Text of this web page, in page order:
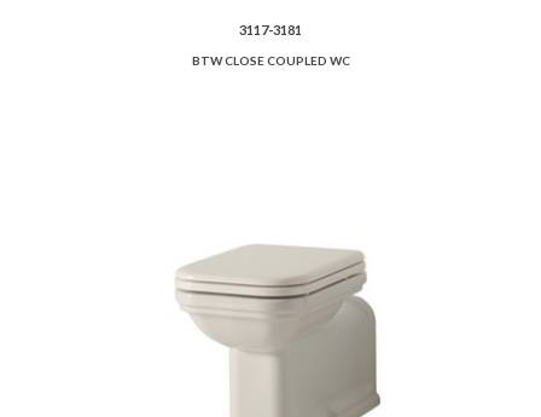
3117-3181
BTW CLOSE COUPLED WC